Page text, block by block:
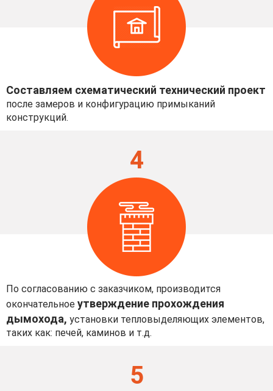
Составляем схематический технический проект
после замеров и конфигурацию примыканий
конструкций.
По согласованию с заказчиком, производится
окончательное утверждение прохождения
дымохода, установки тепловыделяющих элементов,
таких как: печей, каминов и т.д.
4
5